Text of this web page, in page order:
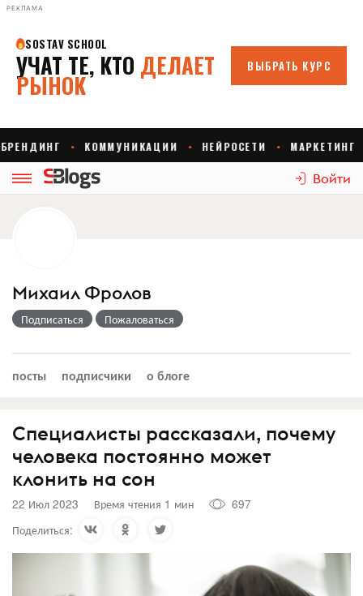
РЕКЛАМА
Войти
Михаил Фролов
Подписаться Пожаловаться
посты подписчики о блоге
Специалисты рассказали, почему
человека постоянно может
клонить на сон
22 Июл 2023 Время чтения 1 мин
697
Поделиться: